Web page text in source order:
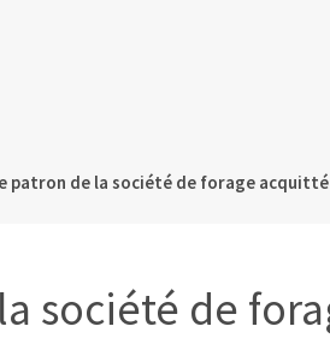
patron de la société de forage acquitté
société de